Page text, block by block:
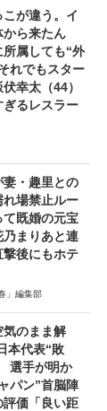
おす 日本人
れて書いた科
こが違う。イ
から来たん
属しても“外
れでもスター
幸太（44）
ぎるレスラー
妻・趣里との
れ場禁止ルー
て既婚の元宝
乃まりあと連
撃後にもホテ
」編集部
気のまま解
本代表“敗
選手が明か
パン”首脳陣
評価「良い距